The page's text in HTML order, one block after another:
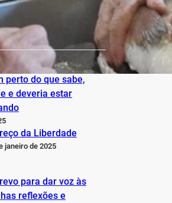
não está jogando
perto do que sabe,
e deveria estar
da Liberdade
janeiro de 2025
para dar voz às
reflexões e